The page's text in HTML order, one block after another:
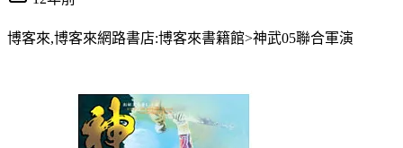
博客來,博客來網路書店:博客來書籍館>神武05聯合軍演